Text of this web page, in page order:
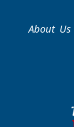
About Us